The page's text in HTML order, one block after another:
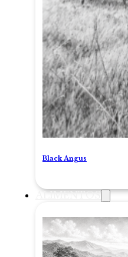
Black Angus
ALIMENTOS